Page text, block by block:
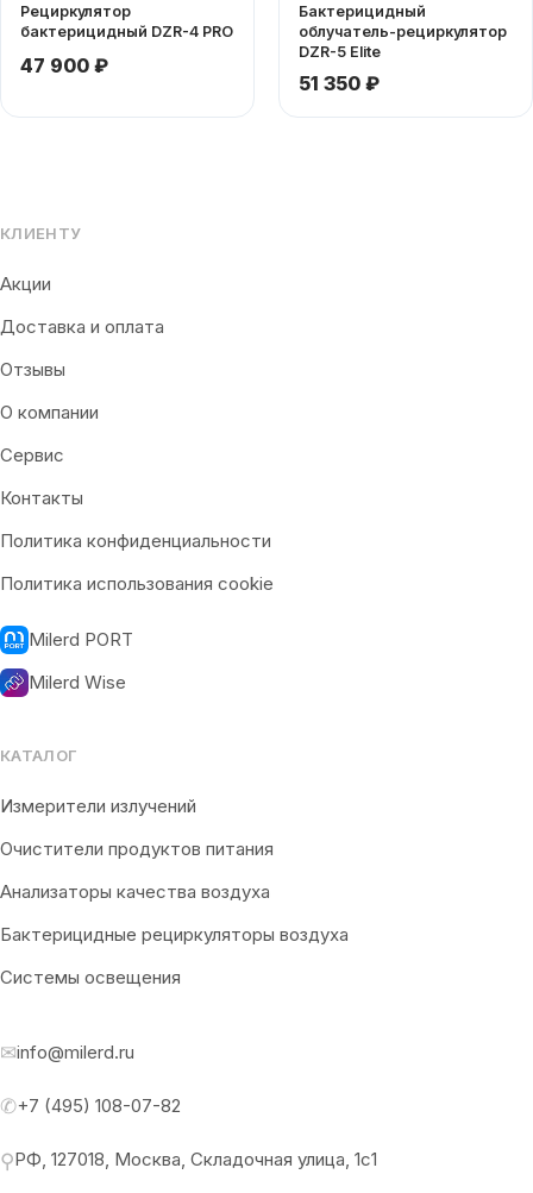
Рециркулятор
бактерицидный DZR-4 PRO
47 900 ₽
Бактерицидный
облучатель-рециркулятор
DZR-5 Elite
51 350 ₽
КЛИЕНТУ
Акции
Доставка и оплата
Отзывы
О компании
Сервис
Контакты
Политика конфиденциальности
Политика использования cookie
Milerd PORT
Milerd Wise
КАТАЛОГ
Измерители излучений
Очистители продуктов питания
Анализаторы качества воздуха
Бактерицидные рециркуляторы воздуха
Системы освещения
✉info@milerd.ru
✆+7 (495) 108-07-82
⚲РФ, 127018, Москва, Складочная улица, 1с1